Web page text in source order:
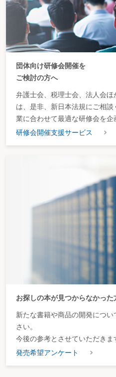
団体向け研修会開催を
ご検討の方へ
弁護士会、税理士会、法人会
は、是非、新日本法規にご相
業に合わせて最適な研修会を企
研修会開催支援サービス
お探しの本が見つからなかった
新たな書籍や商品の開発につ
さい。
今後の参考とさせていただきま
発売希望アンケート